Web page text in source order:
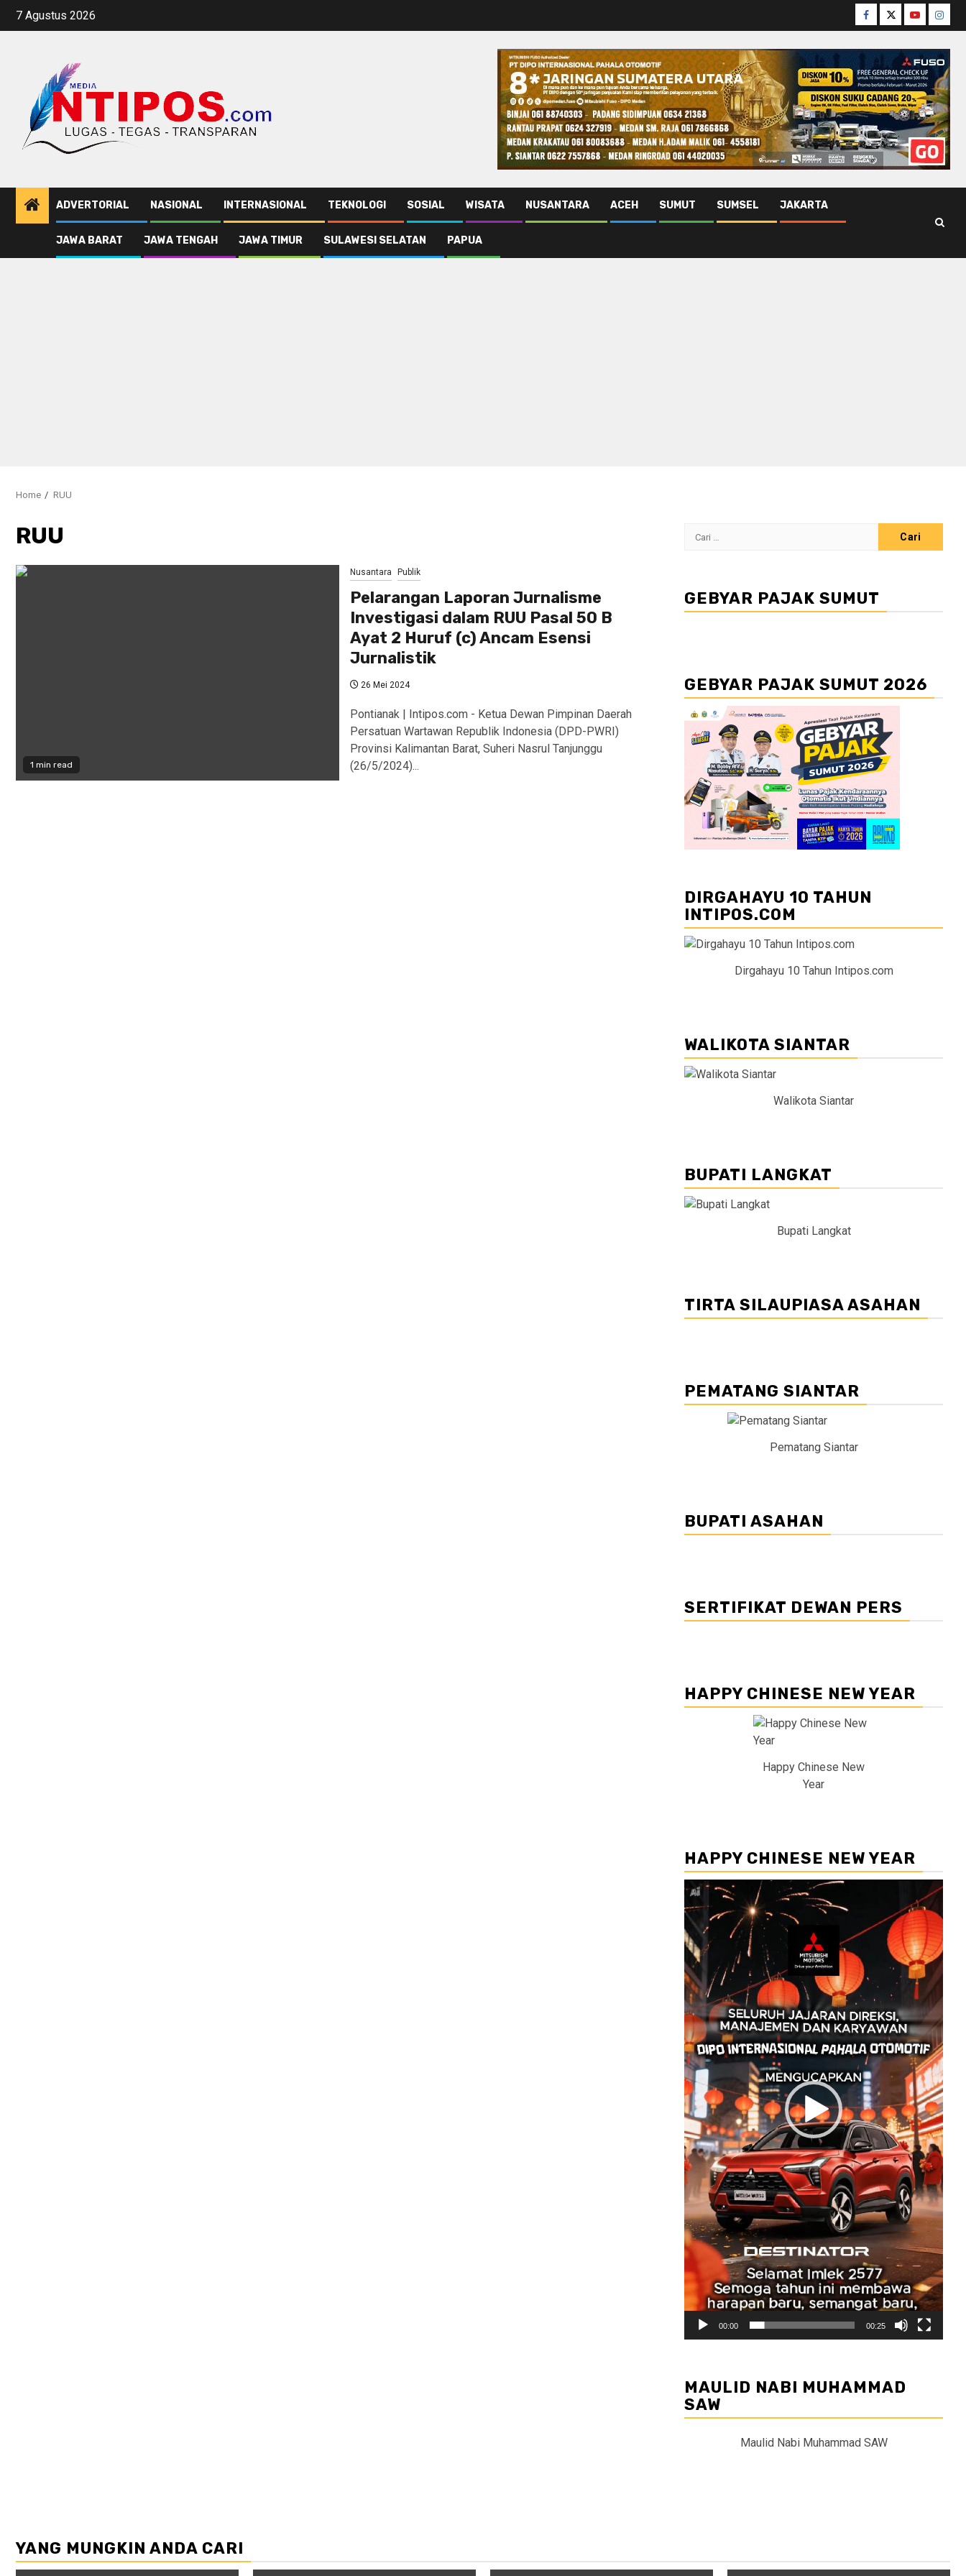
Skip
7 Agustus 2026 Facebook
TwitterYoutube
ADVERTORIAL NASIONAL INTERNASIONAL TEKNOLOGI SOSIAL WISATA NUSANTARA ACEH SUMUT SUMSEL JAKARTA
JAWA BARAT JAWA TENGAH JAWA TIMUR SULAWESI SELATAN PAPUA
Home RUU
RUU
1 min read
Nusantara Publik
Pelarangan Laporan Jurnalisme
Investigasi dalam RUU Pasal 50 B
Ayat 2 Huruf (c) Ancam Esensi
Jurnalistik
26 Mei 2024
Pontianak | Intipos.com - Ketua Dewan Pimpinan Daerah
Persatuan Wartawan Republik Indonesia (DPD-PWRI)
Provinsi Kalimantan Barat, Suheri Nasrul Tanjunggu
(26/5/2024)...
Cari
GEBYAR PAJAK SUMUT
GEBYAR PAJAK SUMUT 2026
DIRGAHAYU 10 TAHUN
INTIPOS.COM
Dirgahayu 10 Tahun Intipos.com
WALIKOTA SIANTAR
Walikota Siantar
BUPATI LANGKAT
Bupati Langkat
TIRTA SILAUPIASA ASAHAN
PEMATANG SIANTAR
Pematang Siantar
BUPATI ASAHAN
SERTIFIKAT DEWAN PERS
HAPPY CHINESE NEW YEAR
Happy Chinese New
Year
HAPPY CHINESE NEW YEAR
Pemutar
Video
00:00 00:25
MAULID NABI MUHAMMAD
SAW
Maulid Nabi Muhammad SAW
YANG MUNGKIN ANDA CARI